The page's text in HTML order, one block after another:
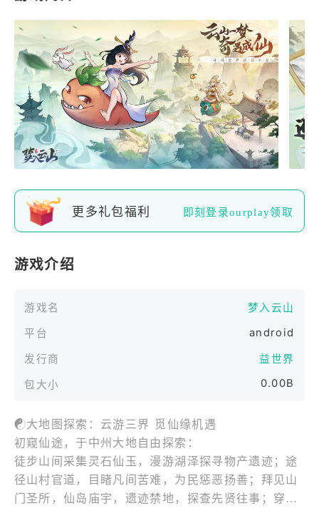
更多礼包福利 即刻登录ourplay领取
游戏介绍
游戏名
梦入云山
平台
android
发行商
益世界
包大小
0.00B
☯大地图探索：云游三界 觅仙缘机遇
初窥仙途，于中州大地自由探索：
徒步山间采集灵石仙玉，漫游湖泽探寻物产遗迹；途
径山村官道，目睹凡间苦难，为民惩恶扬善；拜见山
门圣所，仙岛庙宇，遗迹禁地，探查先贤往事；穿越